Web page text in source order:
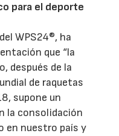
para el deporte
WPS24®, ha
que “la
después de la
de raquetas
supone un
la consolidación
en nuestro país y